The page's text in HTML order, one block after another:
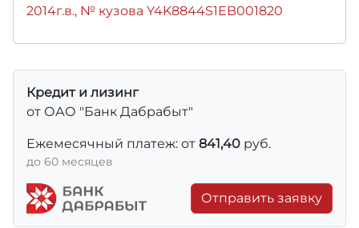
2014г.в., № кузова Y4K8844S1EB001820
Кредит и лизинг
от ОАО "Банк Дабрабыт"
Ежемесячный платеж: от 841,40 руб.
до 60 месяцев
Отправить заявку